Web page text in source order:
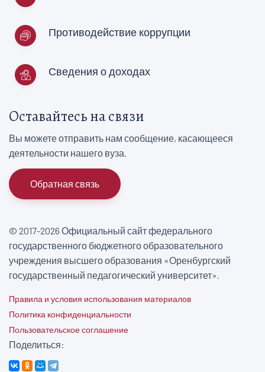
Противодействие коррупции
Сведения о доходах
Оставайтесь на связи
Вы можете отправить нам сообщение, касающееся
деятельности нашего вуза.
Обратная связь
© 2017-2026 Официальный сайт федерального
государственного бюджетного образовательного
учреждения высшего образования «Оренбургский
государственный педагогический университет».
Правила и условия использования материалов
Политика конфиденциальности
Пользовательское соглашение
Поделиться: